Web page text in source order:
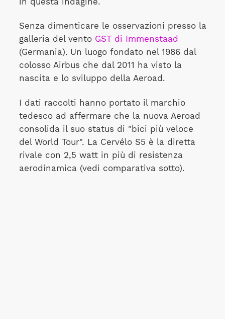
Senza dimenticare le osservazioni presso la
galleria del vento GST di Immenstaad
(Germania). Un luogo fondato nel 1986 dal
colosso Airbus che dal 2011 ha visto la
nascita e lo sviluppo della Aeroad.
I dati raccolti hanno portato il marchio
tedesco ad affermare che la nuova Aeroad
consolida il suo status di "bici più veloce
del World Tour". La Cervélo S5 è la diretta
rivale con 2,5 watt in più di resistenza
aerodinamica (vedi comparativa sotto).